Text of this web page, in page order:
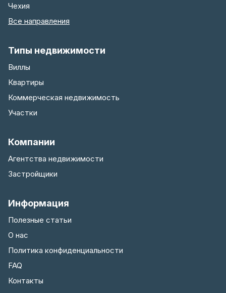
Чехия
Все направления
Типы недвижимости
Виллы
Квартиры
Коммерческая недвижимость
Участки
Компании
Агентства недвижимости
Застройщики
Информация
Полезные статьи
О нас
Политика конфиденциальности
FAQ
Контакты